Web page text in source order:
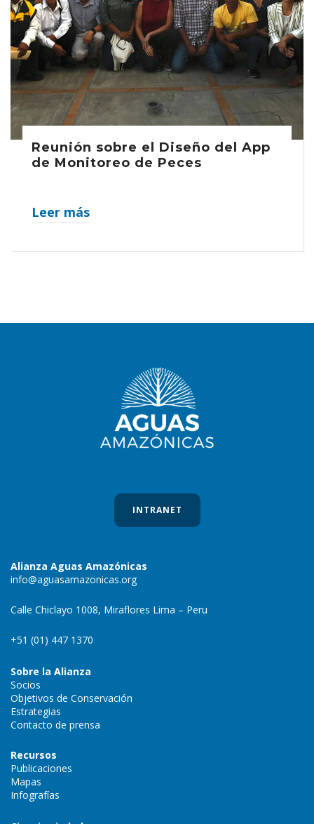
Reunión sobre el Diseño del App
de Monitoreo de Peces
Leer más
INTRANET
Alianza Aguas Amazónicas
info@aguasamazonicas.org
Calle Chiclayo 1008, Miraflores Lima – Peru
+51 (01) 447 1370
Sobre la Alianza
Socios
Objetivos de Conservación
Estrategias
Contacto de prensa
Recursos
Publicaciones
Mapas
Infografías